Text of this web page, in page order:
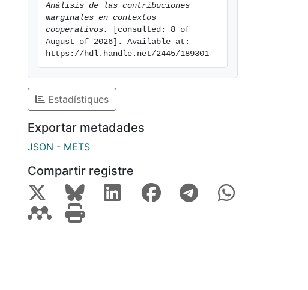
Análisis de las contribuciones
marginales en contextos
cooperativos.
[consulted: 8 of
August of 2026]. Available at:
https://hdl.handle.net/2445/189301
Estadístiques
Exportar metadades
JSON - METS
Compartir registre